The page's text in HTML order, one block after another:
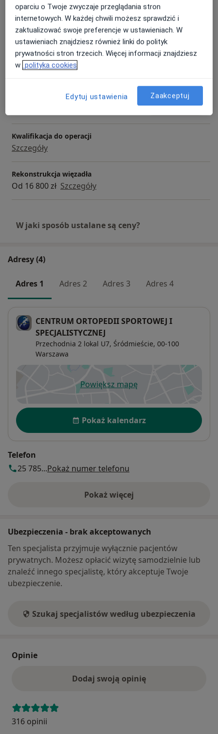
Konsultacja ortopedyczna
Od 350 zł Szczegóły Umów wizytę
Konsultacja ortopedyczna dzieci
Od 399 zł Szczegóły
Iniekcja dostawowa
Umów wizytę
Kwalifikacja do operacji
Szczegóły
Rekonstrukcja więzadła
Od 16 800 zł Szczegóły
W jaki sposób ustalane są ceny?
Adresy (4)
Adres 1 Adres 2 Adres 3 Adres 4
CENTRUM ORTOPEDII SPORTOWEJ I
SPECJALISTYCZNEJ
Przechodnia 2 lokal U7, Śródmieście, 00-100
Warszawa
Powiększ mapęotwiera się w nowej karcie
Dostępność
Pokaż kalendarz
Telefon
25 785...Pokaż numer telefonu
Pokaż więcej
o adresie
Ubezpieczenia - brak akceptowanych
Ten specjalista przyjmuje wyłącznie pacjentów
prywatnych. Możesz opłacić wizytę samodzielnie lub
znaleźć innego specjalistę, który akceptuje Twoje
ubezpieczenie.
Szukaj specjalistów według ubezpieczenia
Opinie
Dodaj swoją opinię
316 opinii
oparciu o Twoje zwyczaje przeglądania stron
internetowych. W każdej chwili możesz sprawdzić i
zaktualizować swoje preferencje w ustawieniach. W
ustawieniach znajdziesz również linki do polityk
prywatności stron trzecich. Więcej informacji znajdziesz
w polityka cookies
Edytuj ustawienia Zaakceptuj